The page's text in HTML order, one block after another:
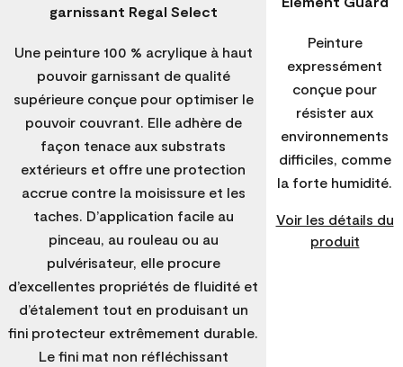
garnissant Regal Select
Une peinture 100 % acrylique à haut
pouvoir garnissant de qualité
supérieure conçue pour optimiser le
pouvoir couvrant. Elle adhère de
façon tenace aux substrats
extérieurs et offre une protection
accrue contre la moisissure et les
taches. D’application facile au
pinceau, au rouleau ou au
pulvérisateur, elle procure
d’excellentes propriétés de fluidité et
d’étalement tout en produisant un
fini protecteur extrêmement durable.
Le fini mat non réfléchissant
Peinture
expressément
conçue pour
résister aux
environnements
difficiles, comme
la forte humidité.
Voir les détails du
produit